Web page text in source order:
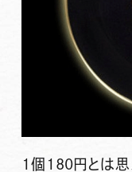
1個180円とは思